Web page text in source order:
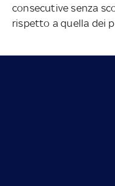
consecutive senza
rispetto a quella dei